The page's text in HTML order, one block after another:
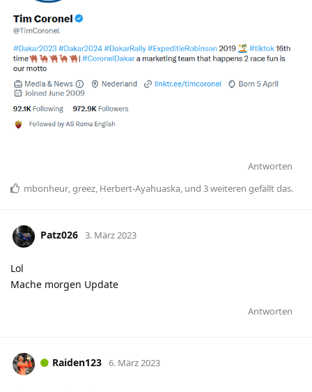
Antworten
mbonheur greez Herbert-Ayahuaska , und 3weiteren gefällt das.
Patz026 3. März 2023
Lol
Mache morgen Update
Antworten
Raiden123 6. März 2023